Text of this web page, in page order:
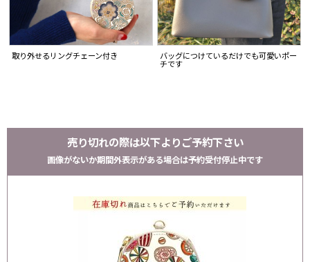
取り外せるリングチェーン付き
バッグにつけているだけでも可愛いポー
チです
売り切れの際は以下よりご予約下さい
画像がないか期間外表示がある場合は予約受付停止中です